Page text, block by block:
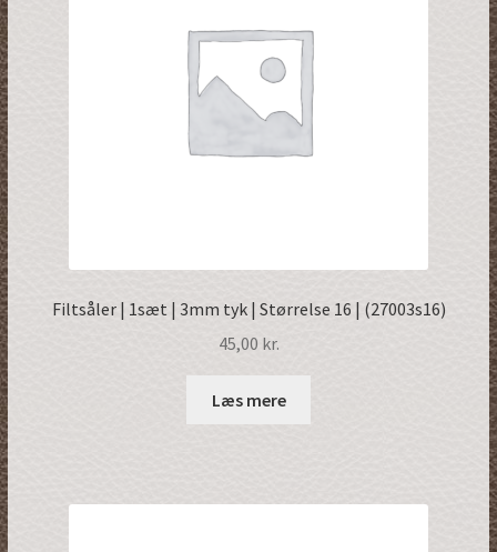
Restsalg
Filtsåler | 1sæt | 3mm tyk | Størrelse 16 | (27003s16)
45,00 kr.
Læs mere